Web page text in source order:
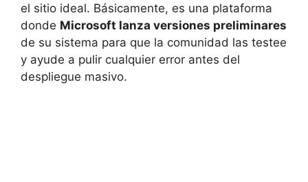
el sitio ideal. Básicamente, es una plataforma
donde Microsoft lanza versiones preliminares
de su sistema para que la comunidad las testee
y ayude a pulir cualquier error antes del
despliegue masivo.